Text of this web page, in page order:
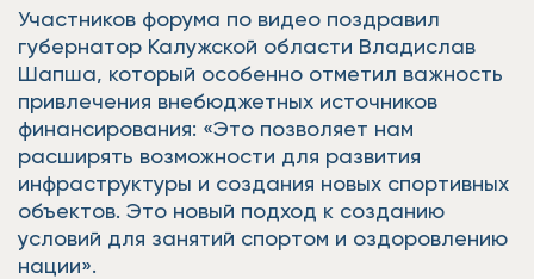
Участников форума по видео поздравил
губернатор Калужской области Владислав
Шапша, который особенно отметил важность
привлечения внебюджетных источников
финансирования: «Это позволяет нам
расширять возможности для развития
инфраструктуры и создания новых спортивных
объектов. Это новый подход к созданию
условий для занятий спортом и оздоровлению
нации».